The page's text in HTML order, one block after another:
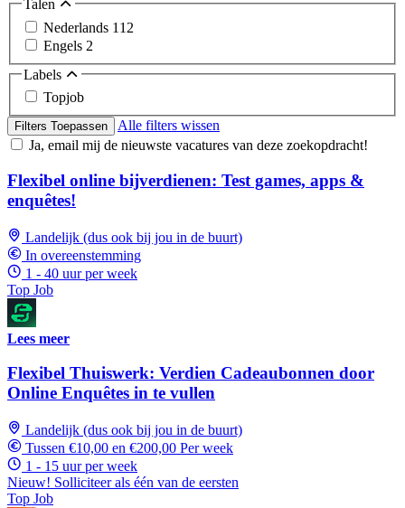
Talen
Nederlands 112
Engels 2
Labels
Topjob
Filters Toepassen
Alle filters wissen
Ja, email mij de nieuwste vacatures van deze zoekopdracht!
Flexibel online bijverdienen: Test games, apps &
enquêtes!
Landelijk (dus ook bij jou in de buurt)
In overeenstemming
1 - 40 uur per week
Top Job
Lees meer
Flexibel Thuiswerk: Verdien Cadeaubonnen door
Online Enquêtes in te vullen
Landelijk (dus ook bij jou in de buurt)
Tussen €10,00 en €200,00 Per week
1 - 15 uur per week
Nieuw! Solliciteer als één van de eersten
Top Job